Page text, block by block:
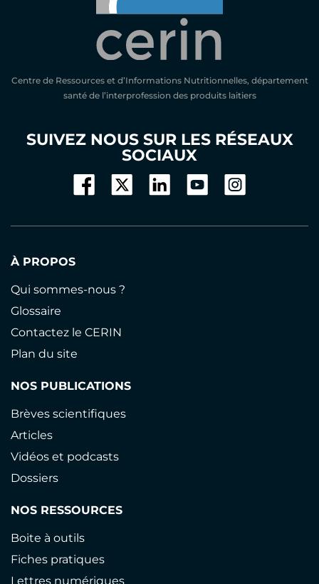
Centre de Ressources et d’Informations Nutritionnelles, département
santé de l’interprofession des produits laitiers
SUIVEZ NOUS SUR LES RÉSEAUX
SOCIAUX
À PROPOS
Qui sommes-nous ?
Glossaire
Contactez le CERIN
Plan du site
NOS PUBLICATIONS
Brèves scientifiques
Articles
Vidéos et podcasts
Dossiers
NOS RESSOURCES
Boite à outils
Fiches pratiques
Lettres numériques